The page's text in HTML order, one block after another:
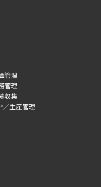
管理
管理
収集
／生産管理